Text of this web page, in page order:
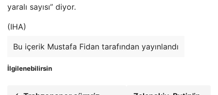
yaralı sayısı” diyor.
(IHA)
Bu içerik Mustafa Fidan tarafından yayınlandı
İlgilenebilirsin